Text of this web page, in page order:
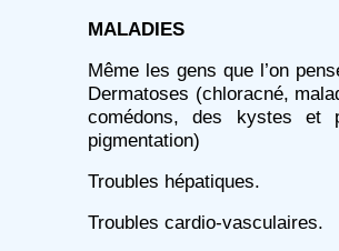
MALADIES
Même les gens que l’on
Dermatoses (chloracné,
comédons, des kystes et
pigmentation)
Troubles hépatiques.
Troubles cardio-vasculaires.